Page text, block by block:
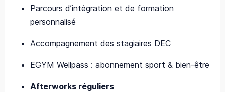
Parcours d’intégration et de formation
personnalisé
Accompagnement des stagiaires DEC
EGYM Wellpass : abonnement sport & bien-être
Afterworks réguliers